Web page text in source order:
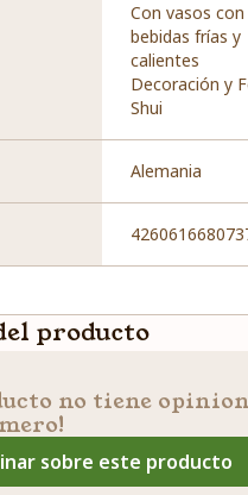
Con vasos con
bebidas frías y
calientes
Decoración y
Shui
Alemania
producto
no tiene
sobre este producto